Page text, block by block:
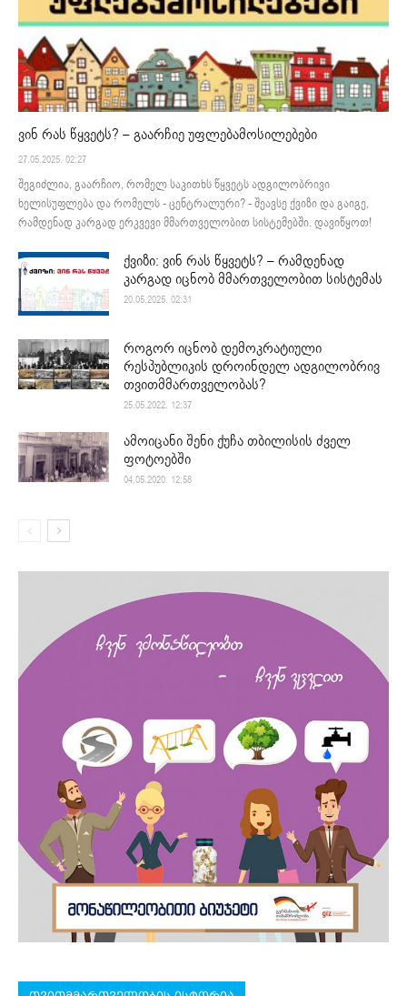
ვინ რას წყვეტს? – გაარჩიე უფლებამოსილებები
27.05.2025. 02:27
შეგიძლია, გაარჩიო, რომელ საკითხს წყვეტს ადგილობრივი
ხელისუფლება და რომელს - ცენტრალური? - შეავსე ქვიზი და გაიგე,
რამდენად კარგად ერკვევი მმართველობით სისტემებში. დავიწყოთ!
ქვიზი: ვინ რას წყვეტს? – რამდენად
კარგად იცნობ მმართველობით სისტემას
20.05.2025. 02:31
როგორ იცნობ დემოკრატიული
რესპუბლიკის დროინდელ ადგილობრივ
თვითმმართველობას?
25.05.2022. 12:37
ამოიცანი შენი ქუჩა თბილისის ძველ
ფოტოებში
04.05.2020. 12:58